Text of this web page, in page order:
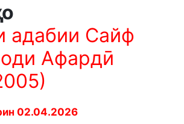
адабии Сайф
Афардӣ
02.04.2026